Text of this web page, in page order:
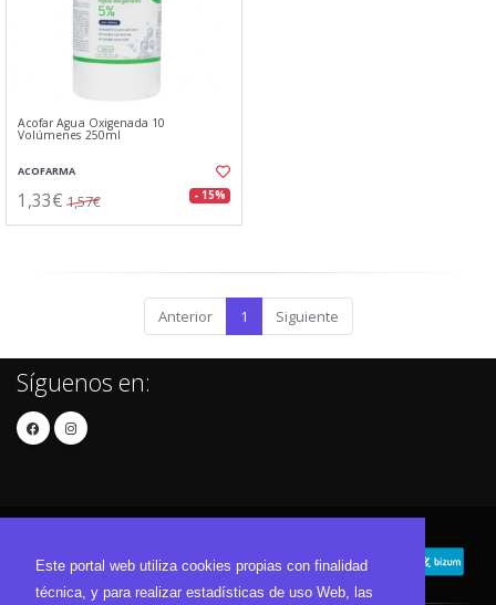
Este portal web utiliza cookies propias con finalidad
técnica, y para realizar estadísticas de uso Web, las
Acofar Agua Oxigenada 10
Volúmenes 250ml
ACOFARMA
1,33€ 1,57€ - 15%
Anterior 1 Siguiente
Síguenos en: